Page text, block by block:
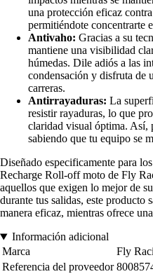
una protección eficaz
permitiéndote concentrarte
Antivaho: Gracias a su
mantiene una visibilidad
húmedas. Dile adiós a las
condensación y disfruta de
carreras.
Antirrayaduras: La
resistir rayaduras, lo que
claridad visual óptima. Así,
sabiendo que tu equipo se
Diseñado especificamente para
Recharge Roll-off moto de Fly
aquellos que exigen lo mejor de
durante tus salidas, este producto
manera eficaz, mientras ofrece
Información adicional
Marca
Fly
Referencia del proveedor